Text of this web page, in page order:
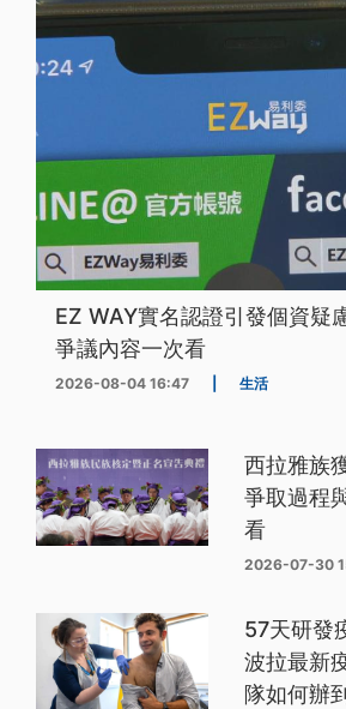
EZ WAY實名認證引發個資疑
爭議內容一次看
2026-08-04 16:47 生活
西拉雅族
爭取過程
看
2026-07-30
57天研發
波拉最新
隊如何辦